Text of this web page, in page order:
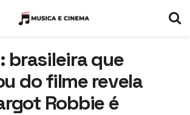
brasileira que
do filme revela
Robbie é